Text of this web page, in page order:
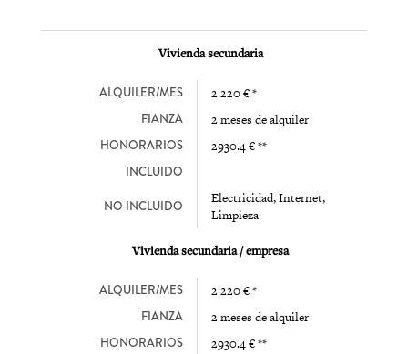
Vivienda secundaria
ALQUILER/MES 2 220 € *
FIANZA 2 meses de alquiler
HONORARIOS 2930.4 € **
INCLUIDO
NO INCLUIDO
Electricidad, Internet,
Limpieza
Vivienda secundaria / empresa
ALQUILER/MES 2 220 € *
FIANZA 2 meses de alquiler
HONORARIOS 2930.4 € **